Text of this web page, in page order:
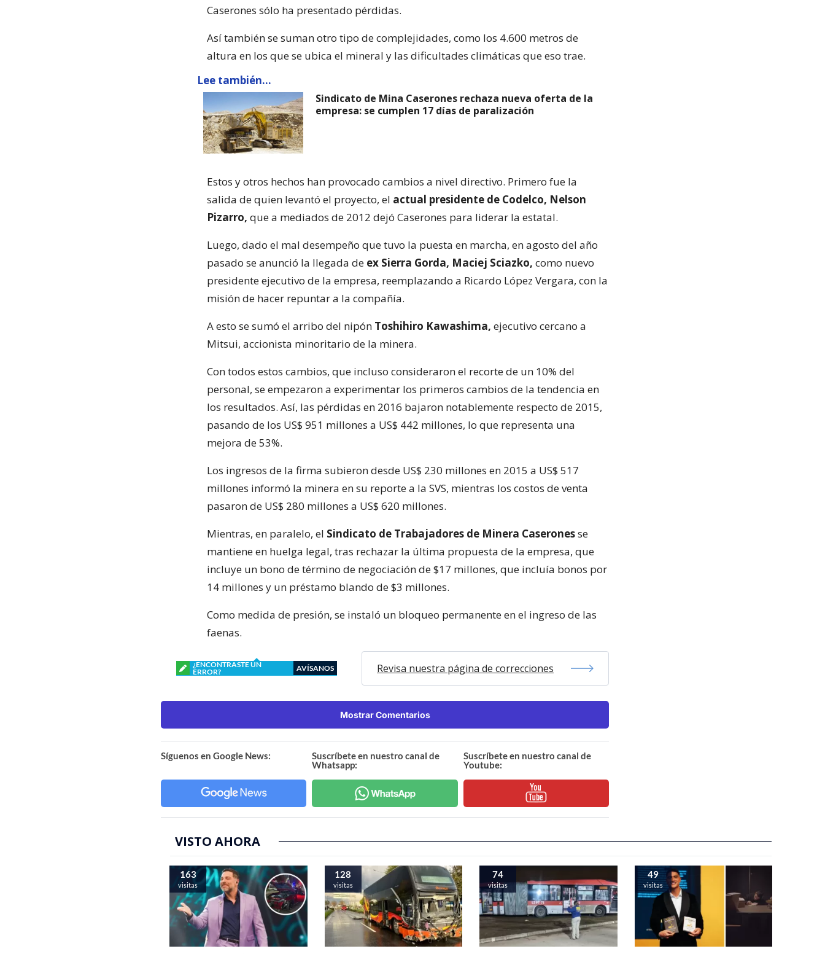
Caserones sólo ha presentado pérdidas.
Así también se suman otro tipo de complejidades, como los 4.600 metros de
altura en los que se ubica el mineral y las dificultades climáticas que eso trae.
Lee también...
Sindicato de Mina Caserones rechaza nueva oferta de la
empresa: se cumplen 17 días de paralización
Estos y otros hechos han provocado cambios a nivel directivo. Primero fue la
salida de quien levantó el proyecto, el actual presidente de Codelco, Nelson
Pizarro, que a mediados de 2012 dejó Caserones para liderar la estatal.
Luego, dado el mal desempeño que tuvo la puesta en marcha, en agosto del año
pasado se anunció la llegada de ex Sierra Gorda, Maciej Sciazko, como nuevo
presidente ejecutivo de la empresa, reemplazando a Ricardo López Vergara, con la
misión de hacer repuntar a la compañía.
A esto se sumó el arribo del nipón Toshihiro Kawashima, ejecutivo cercano a
Mitsui, accionista minoritario de la minera.
Con todos estos cambios, que incluso consideraron el recorte de un 10% del
personal, se empezaron a experimentar los primeros cambios de la tendencia en
los resultados. Así, las pérdidas en 2016 bajaron notablemente respecto de 2015,
pasando de los US$ 951 millones a US$ 442 millones, lo que representa una
mejora de 53%.
Los ingresos de la firma subieron desde US$ 230 millones en 2015 a US$ 517
millones informó la minera en su reporte a la SVS, mientras los costos de venta
pasaron de US$ 280 millones a US$ 620 millones.
Mientras, en paralelo, el Sindicato de Trabajadores de Minera Caseronesse
mantiene en huelga legal, tras rechazar la última propuesta de la empresa, que
incluye un bono de término de negociación de $17 millones, que incluía bonos por
14 millones y un préstamo blando de $3 millones.
Como medida de presión, se instaló un bloqueo permanente en el ingreso de las
faenas.
¿ENCONTRASTE UN
ERROR?
AVÍSANOS Revisa nuestra página de correcciones
Mostrar Comentarios
Síguenos en Google News:
Suscríbete en nuestro canal de
Whatsapp:
Suscríbete en nuestro canal de
Youtube:
VISTO AHORA
163
visitas
128
visitas
74
visitas
49
visitas